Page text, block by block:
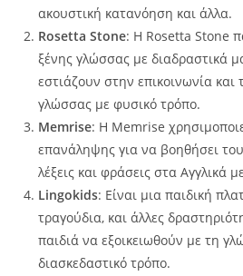
ακουστική κατανόηση και άλλα.
Rosetta Stone: Η Rosetta Stone
ξένης γλώσσας με διαδραστικά
εστιάζουν στην επικοινωνία
γλώσσας με φυσικό τρόπο.
Memrise: Η Memrise
επανάληψης για να βοηθήσει
λέξεις και φράσεις στα Αγγλικά
Lingokids: Είναι μια παιδική
τραγούδια, και άλλες
παιδιά να εξοικειωθούν με τη
διασκεδαστικό τρόπο.